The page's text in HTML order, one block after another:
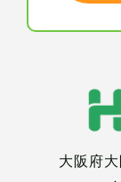
大阪府